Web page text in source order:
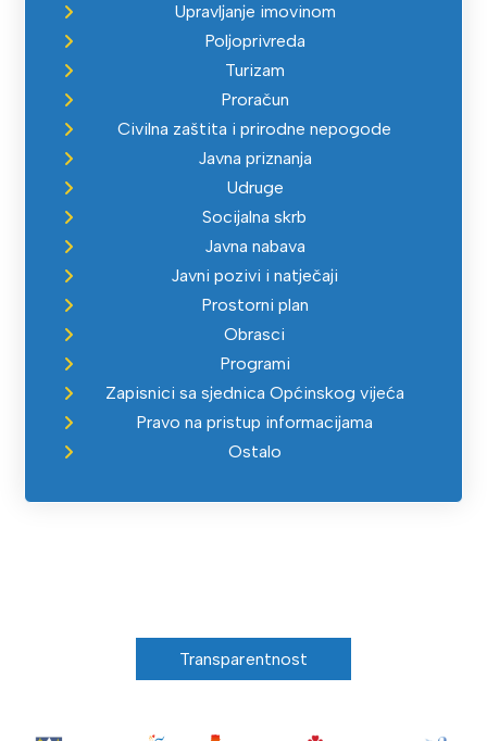
Upravljanje imovinom
Poljoprivreda
Turizam
Proračun
Civilna zaštita i prirodne nepogode
Javna priznanja
Udruge
Socijalna skrb
Javna nabava
Javni pozivi i natječaji
Prostorni plan
Obrasci
Programi
Zapisnici sa sjednica Općinskog vijeća
Pravo na pristup informacijama
Ostalo
Transparentnost